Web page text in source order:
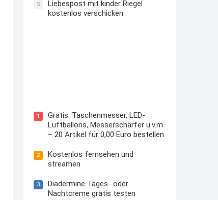
5
Liebespost mit kinder Riegel
kostenlos verschicken
1
Gratis: Taschenmesser, LED-
Luftballons, Messerschärfer u.v.m
– 20 Artikel für 0,00 Euro bestellen
2
Kostenlos fernsehen und
streamen
3
Diadermine Tages- oder
Nachtcreme gratis testen